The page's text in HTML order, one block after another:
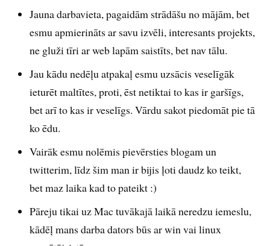
Jauna darbavieta, pagaidām strādāšu no mājām, bet
esmu apmierināts ar savu izvēli, interesants projekts,
ne gluži tīri ar web lapām saistīts, bet nav tālu.
Jau kādu nedēļu atpakaļ esmu uzsācis veselīgāk
ieturēt maltītes, proti, ēst netiktai to kas ir garšīgs,
bet arī to kas ir veselīgs. Vārdu sakot piedomāt pie tā
ko ēdu.
Vairāk esmu nolēmis pievērsties blogam un
twitterim, līdz šim man ir bijis ļoti daudz ko teikt,
bet maz laika kad to pateikt :)
Pāreju tikai uz Mac tuvākajā laikā neredzu iemeslu,
kādēļ mans darba dators būs ar win vai linux